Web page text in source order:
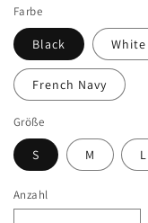
Farbe
Black White
French Navy
Größe
S M L
Anzahl